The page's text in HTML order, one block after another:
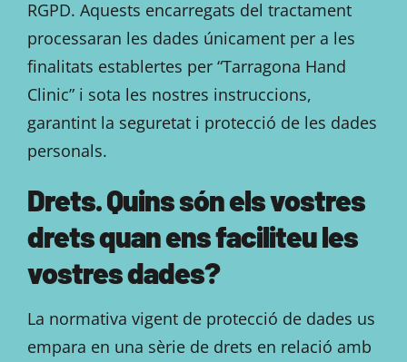
RGPD. Aquests encarregats del tractament
processaran les dades únicament per a les
finalitats establertes per “Tarragona Hand
Clinic” i sota les nostres instruccions,
garantint la seguretat i protecció de les dades
personals.
Drets. Quins són els vostres
drets quan ens faciliteu les
vostres dades?
La normativa vigent de protecció de dades us
empara en una sèrie de drets en relació amb